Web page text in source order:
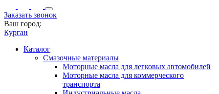
Заказать звонок
Ваш город:
Курган
Каталог
Смазочные материалы
Моторные масла для легковых автомобилей
Моторные масла для коммерческого
транспорта